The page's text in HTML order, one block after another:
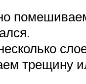
трещину